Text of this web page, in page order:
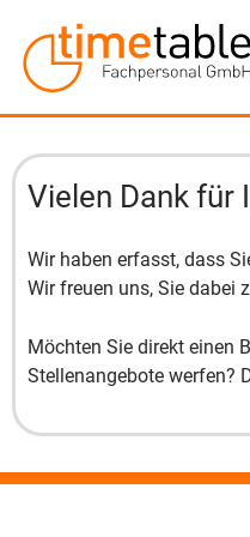
Vielen Dank für
Wir haben erfasst, dass
Wir freuen uns, Sie dabei
Möchten Sie direkt einen
Stellenangebote werfen?